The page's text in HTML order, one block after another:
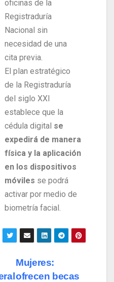
oficinas de la
Registraduría
Nacional sin
necesidad de una
cita previa.
El plan estratégico
de la Registraduría
del siglo XXI
establece que la
cédula digital se
expedirá de manera
física y la aplicación
en los dispositivos
móviles se podrá
activar por medio de
biometría facial.
Mujeres:
ofrecen becas